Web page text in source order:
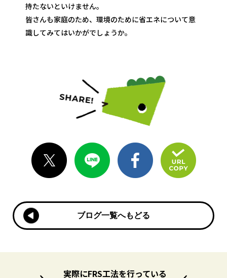
持たないといけません。
皆さんも家庭のため、環境のために省エネについて意
識してみてはいかがでしょうか。
ブログ一覧へもどる
ブログ一覧へもどる
実際にFRS工法を行っている